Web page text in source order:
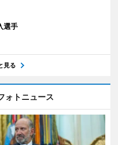
選手
見る
ォトニュース